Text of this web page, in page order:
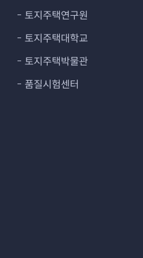
토지주택연구원
토지주택대학교
토지주택박물관
품질시험센터